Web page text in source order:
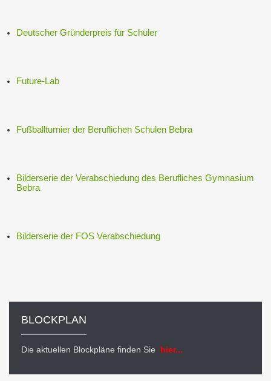
Deutscher Gründerpreis für Schüler
Future-Lab
Fußballturnier der Beruflichen Schulen Bebra
Bilderserie der Verabschiedung des Berufliches Gymnasium
Bebra
Bilderserie der FOS Verabschiedung
BLOCKPLAN
Die aktuellen Blockpläne finden Sie hier...